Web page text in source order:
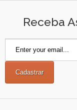
Receba